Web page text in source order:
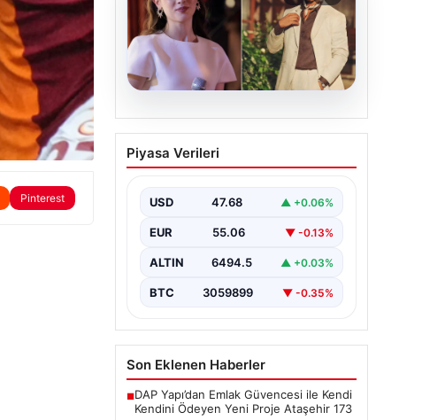
Pinterest
05.08.2026
‘Yeraltı’ dizisinde şok
olay! Babası suç
‘Kızımla reşit olmadığı
halde…’
Piyasa Verileri
USD 47.68 ▲ +0.06%
EUR 55.06 ▼ -0.13%
ALTIN 6494.5 ▲ +0.03%
BTC 3059899 ▼ -0.35%
Son Eklenen Haberler
■DAP Yapı’dan Emlak Güvencesi ile Kendi
Kendini Ödeyen Yeni Proje Ataşehir 173